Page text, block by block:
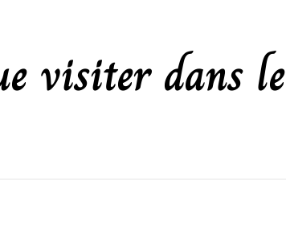
visiter dans le